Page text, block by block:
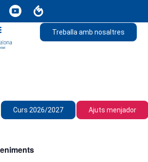
Treballa amb nosaltres
Curs 2026/2027 Ajuts menjador